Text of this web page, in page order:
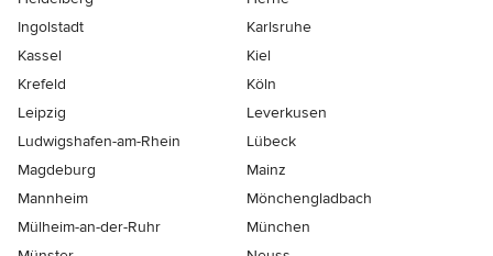
Ingolstadt
Karlsruhe
Kassel
Kiel
Krefeld
Köln
Leipzig
Leverkusen
Ludwigshafen-am-Rhein
Lübeck
Magdeburg
Mainz
Mannheim
Mönchen­gladbach
Mülheim-an-der-Ruhr
München